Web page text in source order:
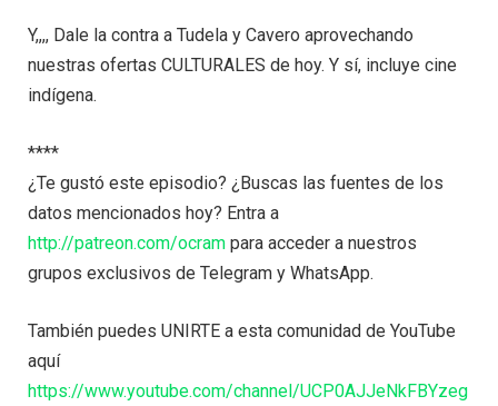
Y,,,, Dale la contra a Tudela y Cavero aprovechando
nuestras ofertas CULTURALES de hoy. Y sí, incluye cine
indígena.
****
¿Te gustó este episodio? ¿Buscas las fuentes de los
datos mencionados hoy? Entra a
http://patreon.com/ocram para acceder a nuestros
grupos exclusivos de Telegram y WhatsApp.
También puedes UNIRTE a esta comunidad de YouTube
aquí
https://www.youtube.com/channel/UCP0AJJeNkFBYzeg